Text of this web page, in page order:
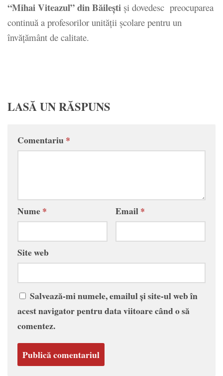
“Mihai Viteazul” din Băilești și dovedesc preocuparea
continuă a profesorilor unității școlare pentru un
învățământ de calitate.
LASĂ UN RĂSPUNS
Comentariu*
Nume* Email*
Site web
Salvează-mi numele, emailul și site-ul web în
acest navigator pentru data viitoare când o să
comentez.